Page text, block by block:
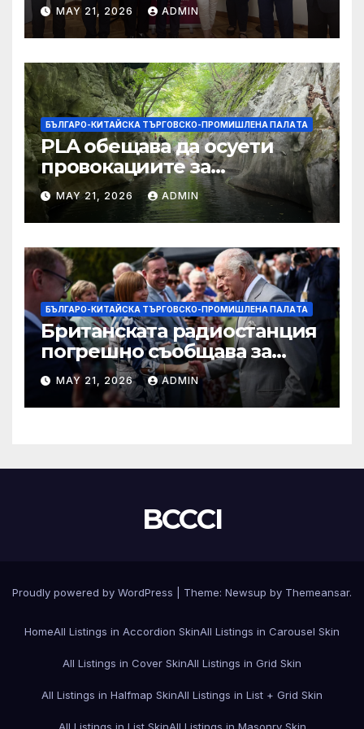
MAY 21, 2026 ADMIN
БЪЛГАРО-КИТАЙСКА ТЪРГОВСКО-ПРОМИШЛЕНА ПАЛAТА
PLA обещава да осуети
провокациите за
„независимост на Тайван“.
MAY 21, 2026 ADMIN
БЪЛГАРО-КИТАЙСКА ТЪРГОВСКО-ПРОМИШЛЕНА ПАЛAТА
Британската радиостанция
погрешно съобщава за
смъртта на крал Чарлз
MAY 21, 2026 ADMIN
BCCCI
Proudly powered by WordPress Theme: Newsup by Themeansar.
HomeAll Listings in Accordion SkinAll Listings in Carousel Skin
All Listings in Cover SkinAll Listings in Grid Skin
All Listings in Halfmap SkinAll Listings in List + Grid Skin
All Listings in List SkinAll Listings in Masonry Skin